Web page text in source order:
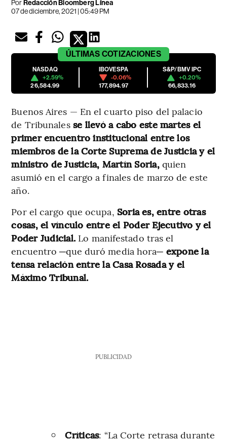
PorRedacción Bloomberg Línea
07 de diciembre, 2021 | 05:49 PM
ÚLTIMAS COTIZACIONES
NASDAQ
+2.59%
26,584.99
IBOVESPA
-0.06%
177,894.97
S&P/BMV IPC
+0.20%
66,833.16
Buenos Aires — En el cuarto piso del palacio
de Tribunalesse llevó a cabo este martes el
primer encuentro institucional entre los
miembros de la Corte Suprema de Justicia y el
ministro de Justicia, Martín Soria,quien
asumió en el cargo a finales de marzo de este
año.
Por el cargo que ocupa, Soria es, entre otras
cosas, el vínculo entre el Poder Ejecutivo y el
Poder Judicial. Lo manifestado tras el
encuentro ─que duró media hora─ expone la
tensa relación entre la Casa Rosada y el
Máximo Tribunal.
PUBLICIDAD
Críticas: “La Corte retrasa durante